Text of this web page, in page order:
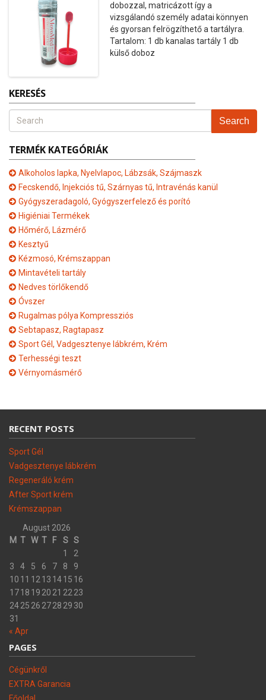
dobozzal, matricázott így a
vizsgálandó személy adatai könnyen
és gyorsan felrögzíthető a tartályra.
Tartalom: 1 db kanalas tartály 1 db
külső doboz
KERESÉS
Search
TERMÉK KATEGÓRIÁK
Alkoholos lapka, Nyelvlapoc, Lábzsák, Szájmaszk
Fecskendő, Injekciós tű, Szárnyas tű, Intravénás kanül
Gyógyszeradagoló, Gyógyszerfelező és porító
Higiéniai Termékek
Hőmérő, Lázmérő
Kesztyű
Kézmosó, Krémszappan
Mintavételi tartály
Nedves törlőkendő
Óvszer
Rugalmas pólya Kompressziós
Sebtapasz, Ragtapasz
Sport Gél, Vadgesztenye lábkrém, Krém
Terhességi teszt
Vérnyomásmérő
RECENT POSTS
Sport Gél
Vadgesztenye lábkrém
Regeneráló krém
After Sport krém
Krémszappan
August 2026
M T W T F S S
1
2
3
4 5 6 7 8
9
10 11 12 13 1415 16
1718 19 20 21 22 23
2425 26 2728 29 30
31
« Apr
PAGES
Cégünkről
EXTRA Garancia